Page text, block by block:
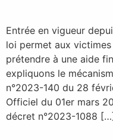
Entrée en vigueur
loi permet aux
prétendre à une aide
expliquons le
n°2023-140 du 28
Officiel du 01er mars
décret n°2023-1088